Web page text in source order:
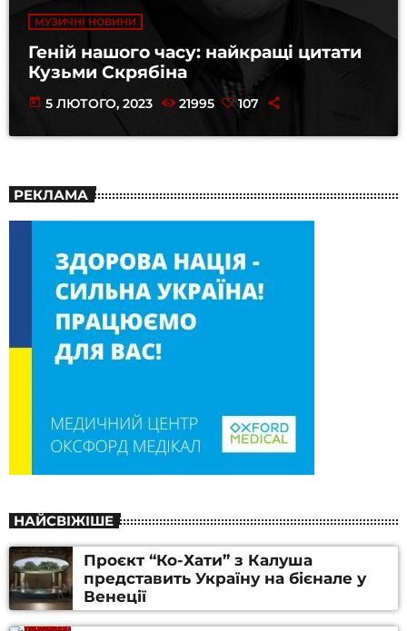
МУЗИЧНІ НОВИНИ
Геній нашого часу: найкращі цитати
Кузьми Скрябіна
today 5 ЛЮТОГО, 2023 21995 107
РЕКЛАМА
НАЙСВІЖІШЕ
Проєкт “Ко-Хати” з Калуша
представить Україну на бієнале у
Венеції